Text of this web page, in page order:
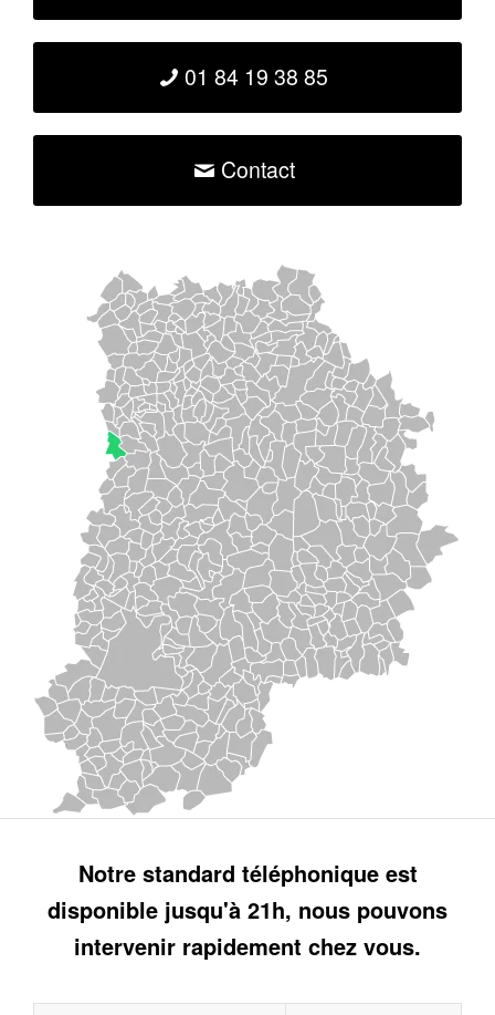
01 84 19 38 85
Contact
Notre standard téléphonique est
disponible jusqu'à 21h, nous pouvons
intervenir rapidement chez vous.